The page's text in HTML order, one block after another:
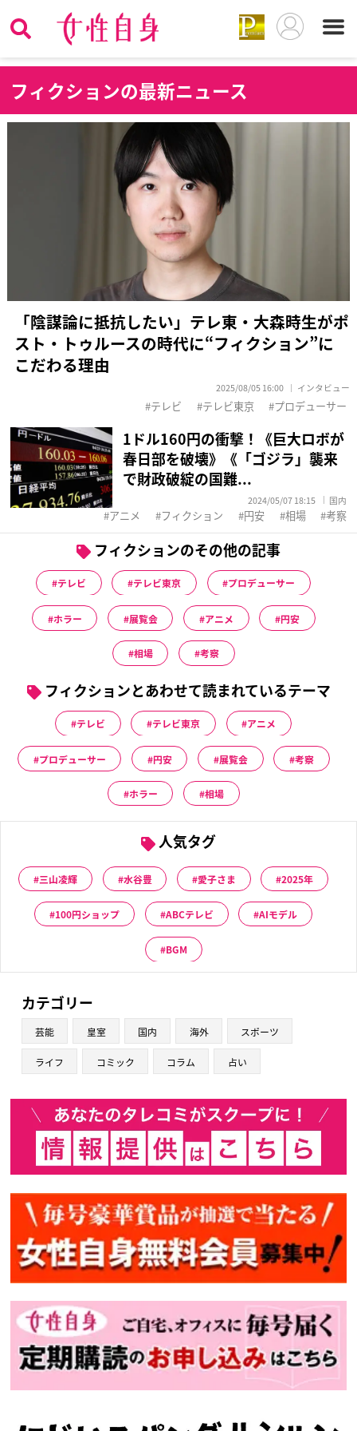
フィクションの最新ニュース
「陰謀論に抵抗したい」テレ東・大森時生がポ
スト・トゥルースの時代に“フィクション”に
こだわる理由
2025/08/05 16:00 インタビュー
テレビ テレビ東京 プロデューサー
1ドル160円の衝撃！《巨大ロボが
春日部を破壊》《「ゴジラ」襲来
で財政破綻の国難...
2024/05/07 18:15 国内
アニメ フィクション 円安 相場 考察
フィクションのその他の記事
テレビ テレビ東京 プロデューサー
ホラー 展覧会 アニメ 円安
相場 考察
フィクションとあわせて読まれているテーマ
テレビ テレビ東京 アニメ
プロデューサー 円安 展覧会 考察
ホラー 相場
人気タグ
三山凌輝 水谷豊 愛子さま 2025年
100円ショップ ABCテレビ AIモデル
BGM
カテゴリー
芸能 皇室 国内 海外 スポーツ
ライフ コミック コラム 占い